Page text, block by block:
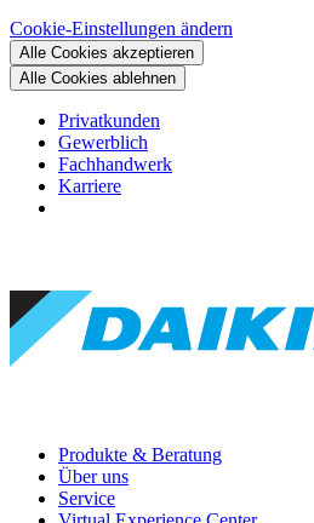
Cookie-Einstellungen ändern
Alle Cookies akzeptieren
Alle Cookies ablehnen
Privatkunden
Gewerblich
Fachhandwerk
Karriere
Produkte & Beratung
Über uns
Service